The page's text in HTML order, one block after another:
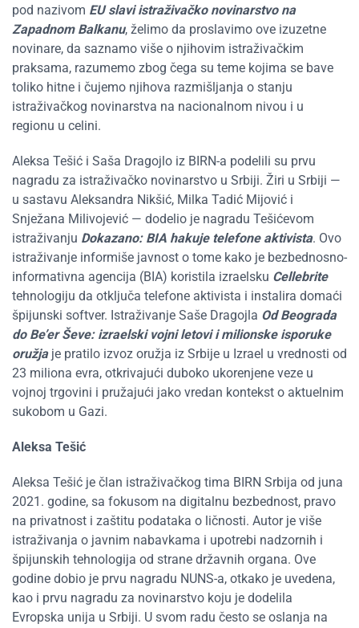
pod nazivom EU slavi istraživačko novinarstvo na
Zapadnom Balkanu, želimo da proslavimo ove izuzetne
novinare, da saznamo više o njihovim istraživačkim
praksama, razumemo zbog čega su teme kojima se bave
toliko hitne i čujemo njihova razmišljanja o stanju
istraživačkog novinarstva na nacionalnom nivou i u
regionu u celini.
Aleksa Tešić i Saša Dragojlo iz BIRN-a podelili su prvu
nagradu za istraživačko novinarstvo u Srbiji. Žiri u Srbiji —
u sastavu Aleksandra Nikšić, Milka Tadić Mijović i
Snježana Milivojević — dodelio je nagradu Tešićevom
istraživanju Dokazano: BIA hakuje telefone aktivista. Ovo
istraživanje informiše javnost o tome kako je bezbednosno-
informativna agencija (BIA) koristila izraelsku Cellebrite
tehnologiju da otključa telefone aktivista i instalira domaći
špijunski softver. Istraživanje Saše Dragojla Od Beograda
do Be’er Ševe: izraelski vojni letovi i milionske isporuke
oružjaje pratilo izvoz oružja iz Srbije u Izrael u vrednosti od
23 miliona evra, otkrivajući duboko ukorenjene veze u
vojnoj trgovini i pružajući jako vredan kontekst o aktuelnim
sukobom u Gazi.
Aleksa Tešić
Aleksa Tešić je član istraživačkog tima BIRN Srbija od juna
2021. godine, sa fokusom na digitalnu bezbednost, pravo
na privatnost i zaštitu podataka o ličnosti. Autor je više
istraživanja o javnim nabavkama i upotrebi nadzornih i
špijunskih tehnologija od strane državnih organa. Ove
godine dobio je prvu nagradu NUNS-a, otkako je uvedena,
kao i prvu nagradu za novinarstvo koju je dodelila
Evropska unija u Srbiji. U svom radu često se oslanja na